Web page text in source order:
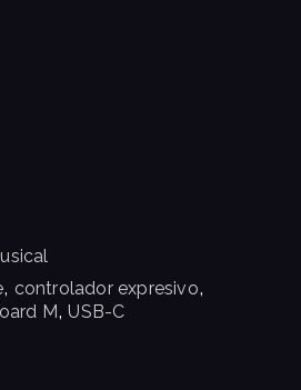
, controlador expresivo,
M,USB-C